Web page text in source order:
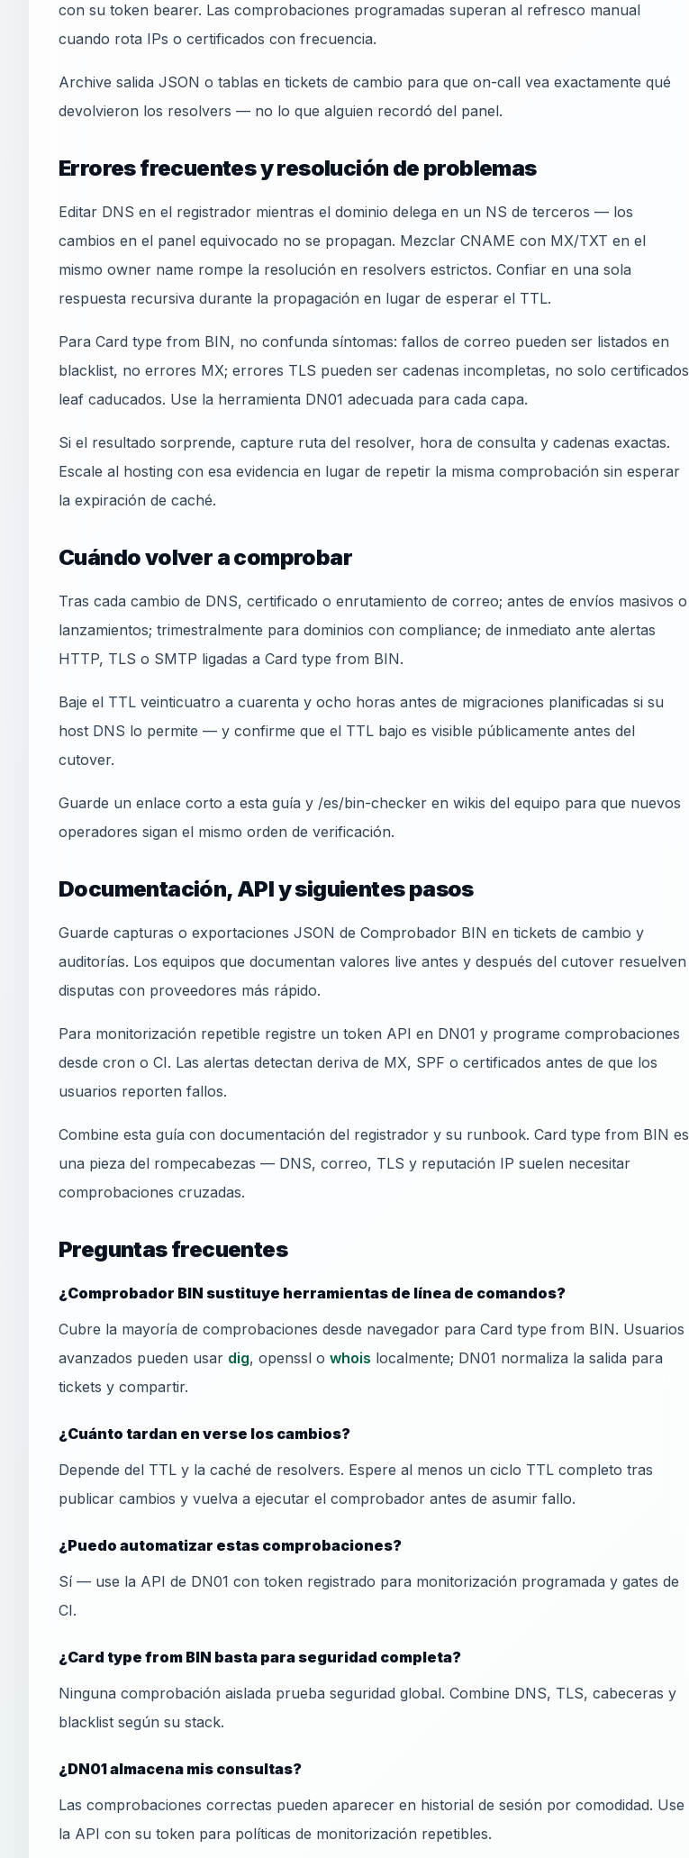
con su token bearer. Las comprobaciones programadas superan al refresco manual
cuando rota IPs o certificados con frecuencia.
Archive salida JSON o tablas en tickets de cambio para que on-call vea exactamente qué
devolvieron los resolvers — no lo que alguien recordó del panel.
Errores frecuentes y resolución de problemas
Editar DNS en el registrador mientras el dominio delega en un NS de terceros — los
cambios en el panel equivocado no se propagan. Mezclar CNAME con MX/TXT en el
mismo owner name rompe la resolución en resolvers estrictos. Confiar en una sola
respuesta recursiva durante la propagación en lugar de esperar el TTL.
Para Card type from BIN, no confunda síntomas: fallos de correo pueden ser listados en
blacklist, no errores MX; errores TLS pueden ser cadenas incompletas, no solo certificados
leaf caducados. Use la herramienta DN01 adecuada para cada capa.
Si el resultado sorprende, capture ruta del resolver, hora de consulta y cadenas exactas.
Escale al hosting con esa evidencia en lugar de repetir la misma comprobación sin esperar
la expiración de caché.
Cuándo volver a comprobar
Tras cada cambio de DNS, certificado o enrutamiento de correo; antes de envíos masivos o
lanzamientos; trimestralmente para dominios con compliance; de inmediato ante alertas
HTTP, TLS o SMTP ligadas a Card type from BIN.
Baje el TTL veinticuatro a cuarenta y ocho horas antes de migraciones planificadas si su
host DNS lo permite — y confirme que el TTL bajo es visible públicamente antes del
cutover.
Guarde un enlace corto a esta guía y /es/bin-checker en wikis del equipo para que nuevos
operadores sigan el mismo orden de verificación.
Documentación, API y siguientes pasos
Guarde capturas o exportaciones JSON de Comprobador BIN en tickets de cambio y
auditorías. Los equipos que documentan valores live antes y después del cutover resuelven
disputas con proveedores más rápido.
Para monitorización repetible registre un token API en DN01 y programe comprobaciones
desde cron o CI. Las alertas detectan deriva de MX, SPF o certificados antes de que los
usuarios reporten fallos.
Combine esta guía con documentación del registrador y su runbook. Card type from BIN es
una pieza del rompecabezas — DNS, correo, TLS y reputación IP suelen necesitar
comprobaciones cruzadas.
Preguntas frecuentes
¿Comprobador BIN sustituye herramientas de línea de comandos?
Cubre la mayoría de comprobaciones desde navegador para Card type from BIN. Usuarios
avanzados pueden usar dig, openssl o whois localmente; DN01 normaliza la salida para
tickets y compartir.
¿Cuánto tardan en verse los cambios?
Depende del TTL y la caché de resolvers. Espere al menos un ciclo TTL completo tras
publicar cambios y vuelva a ejecutar el comprobador antes de asumir fallo.
¿Puedo automatizar estas comprobaciones?
Sí — use la API de DN01 con token registrado para monitorización programada y gates de
CI.
¿Card type from BIN basta para seguridad completa?
Ninguna comprobación aislada prueba seguridad global. Combine DNS, TLS, cabeceras y
blacklist según su stack.
¿DN01 almacena mis consultas?
Las comprobaciones correctas pueden aparecer en historial de sesión por comodidad. Use
la API con su token para políticas de monitorización repetibles.